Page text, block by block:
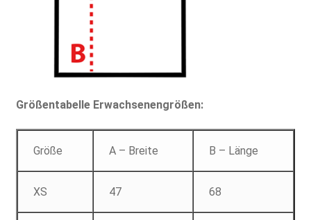
Größentabelle Erwachsenengrößen:
Größe A – Breite B – Länge
XS 47 68